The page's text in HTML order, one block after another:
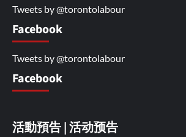
Tweets by @torontolabour
Facebook
Tweets by @torontolabour
Facebook
活動預告 | 活动预告